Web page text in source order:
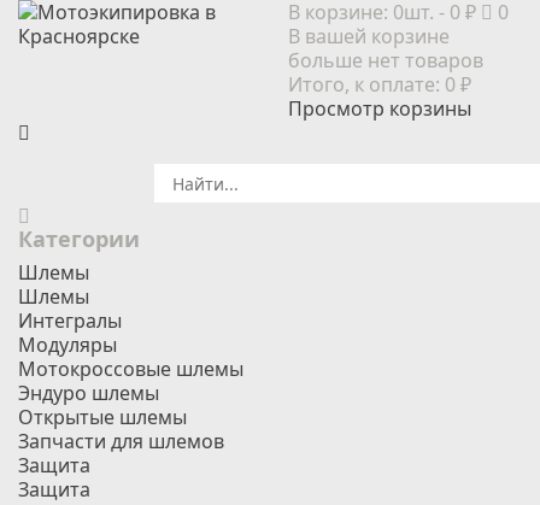
В корзине: 0шт. - 0 ₽
0
В вашей корзине
больше нет товаров
Итого, к оплате: 0 ₽
Просмотр корзины
Категории
Шлемы
Шлемы
Интегралы
Модуляры
Мотокроссовые шлемы
Эндуро шлемы
Открытые шлемы
Запчасти для шлемов
Защита
Защита